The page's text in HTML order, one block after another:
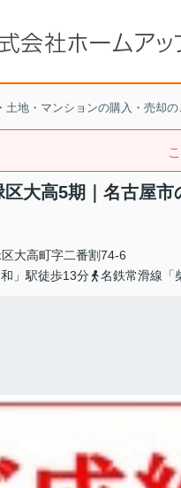
土地・マンションの購入・売却
区大高5期｜名古屋
大高町字二番割74-6
」駅徒歩13分
名鉄常滑線「